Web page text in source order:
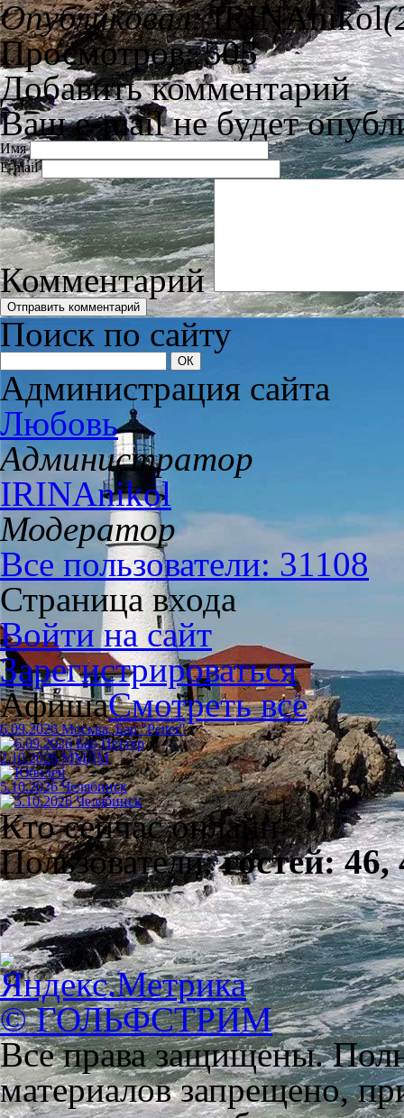
Опубликовал:IRINAnikol
Просмотров: 505
Добавить комментарий
Ваш e-mail не будет
Имя
E-mail
Комментарий
Поиск по сайту
Администрация сайта
Любовь
Администратор
IRINAnikol
Модератор
Все пользователи: 31108
Страница входа
Войти на сайт
Зарегистрироваться
АфишаСмотреть все
6.09.2026 Москва, Бар "Petter"
2.10.2026 ММДМ
5.10.2026 Челябинск
Кто сейчас онлайн
Пользователи:гостей: 46,
© ГОЛЬФСТРИМ
Все права защищены.
материалов запрещено,